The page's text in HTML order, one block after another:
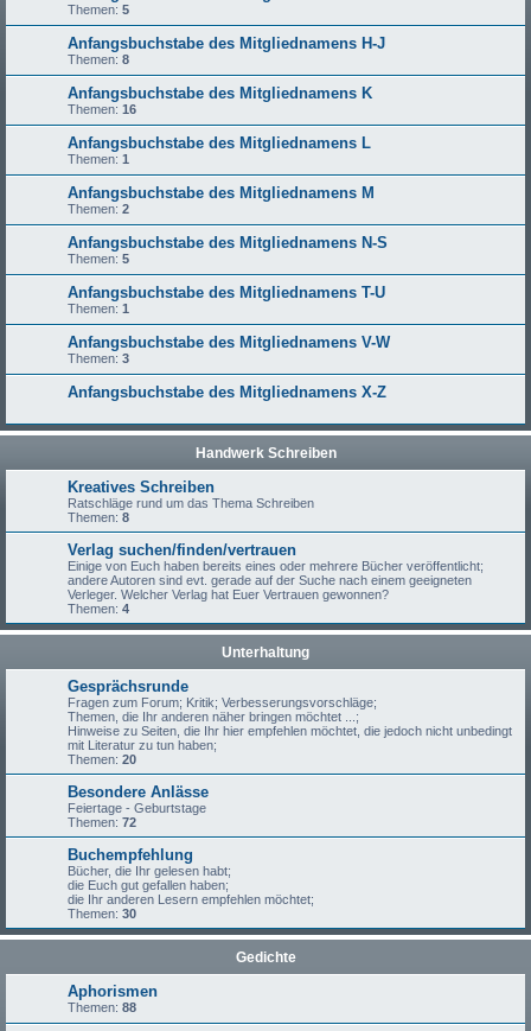
Themen: 5
Anfangsbuchstabe des Mitgliednamens H-J
Themen: 8
Anfangsbuchstabe des Mitgliednamens K
Themen: 16
Anfangsbuchstabe des Mitgliednamens L
Themen: 1
Anfangsbuchstabe des Mitgliednamens M
Themen: 2
Anfangsbuchstabe des Mitgliednamens N-S
Themen: 5
Anfangsbuchstabe des Mitgliednamens T-U
Themen: 1
Anfangsbuchstabe des Mitgliednamens V-W
Themen: 3
Anfangsbuchstabe des Mitgliednamens X-Z
Handwerk Schreiben
Kreatives Schreiben
Ratschläge rund um das Thema Schreiben
Themen: 8
Verlag suchen/finden/vertrauen
Einige von Euch haben bereits eines oder mehrere Bücher veröffentlicht;
andere Autoren sind evt. gerade auf der Suche nach einem geeigneten
Verleger. Welcher Verlag hat Euer Vertrauen gewonnen?
Themen: 4
Unterhaltung
Gesprächsrunde
Fragen zum Forum; Kritik; Verbesserungsvorschläge;
Themen, die Ihr anderen näher bringen möchtet ...;
Hinweise zu Seiten, die Ihr hier empfehlen möchtet, die jedoch nicht unbedingt
mit Literatur zu tun haben;
Themen: 20
Besondere Anlässe
Feiertage - Geburtstage
Themen: 72
Buchempfehlung
Bücher, die Ihr gelesen habt;
die Euch gut gefallen haben;
die Ihr anderen Lesern empfehlen möchtet;
Themen: 30
Gedichte
Aphorismen
Themen: 88